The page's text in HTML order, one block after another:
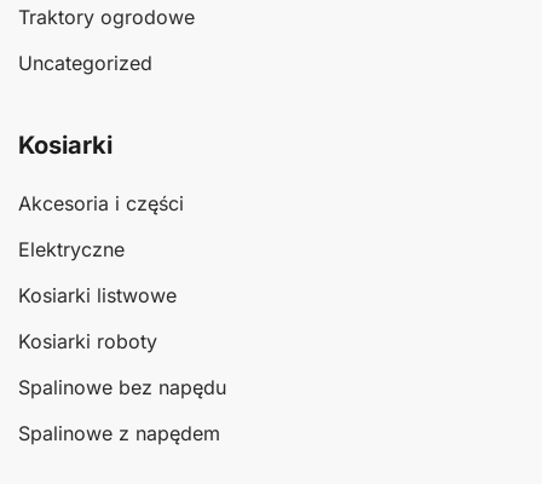
Traktory ogrodowe
Uncategorized
Kosiarki
Akcesoria i części
Elektryczne
Kosiarki listwowe
Kosiarki roboty
Spalinowe bez napędu
Spalinowe z napędem